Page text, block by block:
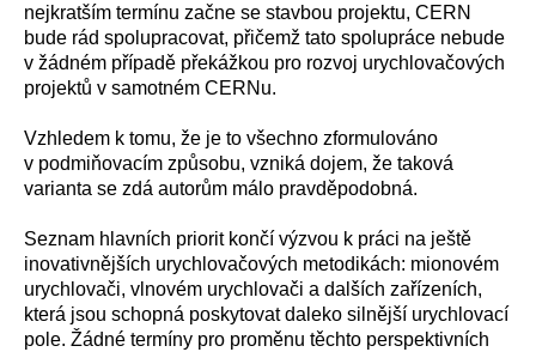
nejkratším termínu začne se stavbou projektu, CERN
bude rád spolupracovat, přičemž tato spolupráce nebude
v žádném případě překážkou pro rozvoj urychlovačových
projektů v samotném CERNu.
Vzhledem k tomu, že je to všechno zformulováno
v podmiňovacím způsobu, vzniká dojem, že taková
varianta se zdá autorům málo pravděpodobná.
Seznam hlavních priorit končí výzvou k práci na ještě
inovativnějších urychlovačových metodikách: mionovém
urychlovači, vlnovém urychlovači a dalších zařízeních,
která jsou schopná poskytovat daleko silnější urychlovací
pole. Žádné termíny pro proměnu těchto perspektivních